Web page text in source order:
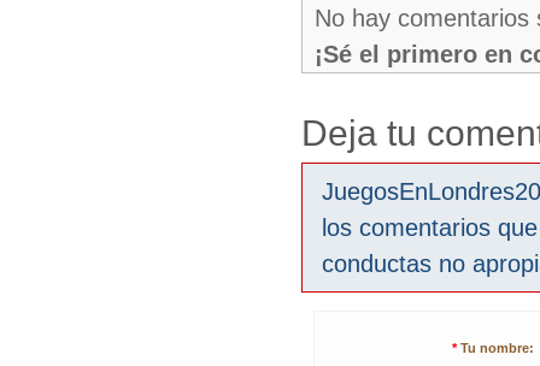
No hay comentarios
¡Sé el primero en
Deja tu
los comentarios
conductas no
* Tu nombre: